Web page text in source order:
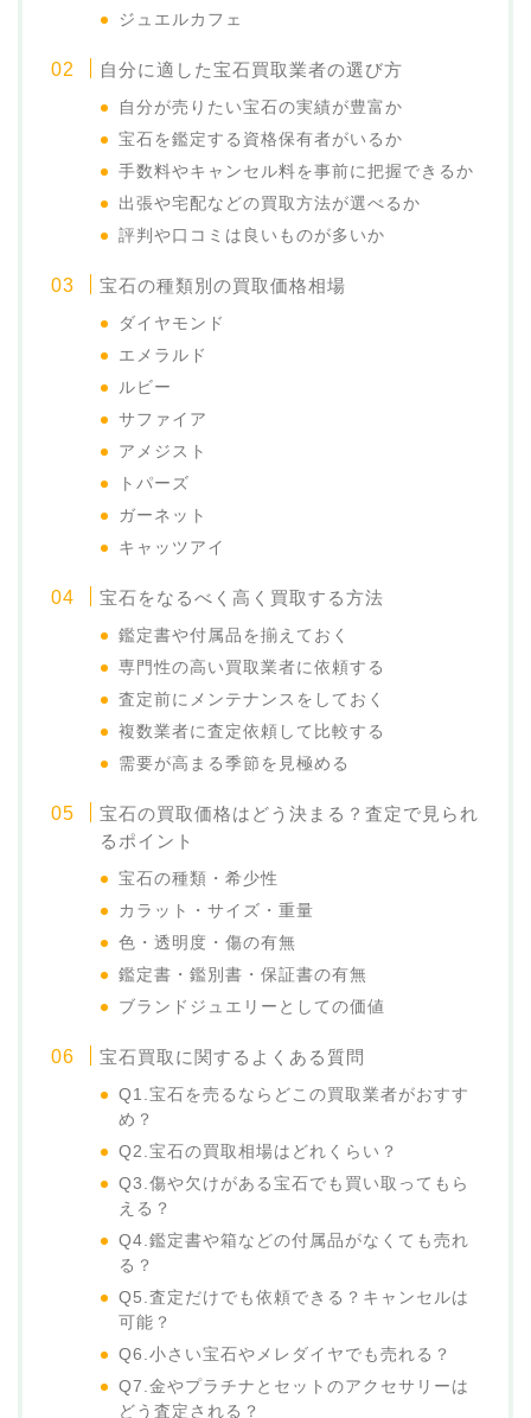
ジュエルカフェ
自分に適した宝石買取業者の選び方
自分が売りたい宝石の実績が豊富か
宝石を鑑定する資格保有者がいるか
手数料やキャンセル料を事前に把握できるか
出張や宅配などの買取方法が選べるか
評判や口コミは良いものが多いか
宝石の種類別の買取価格相場
ダイヤモンド
エメラルド
ルビー
サファイア
アメジスト
トパーズ
ガーネット
キャッツアイ
宝石をなるべく高く買取する方法
鑑定書や付属品を揃えておく
専門性の高い買取業者に依頼する
査定前にメンテナンスをしておく
複数業者に査定依頼して比較する
需要が高まる季節を見極める
宝石の買取価格はどう決まる？査定で見られ
るポイント
宝石の種類・希少性
カラット・サイズ・重量
色・透明度・傷の有無
鑑定書・鑑別書・保証書の有無
ブランドジュエリーとしての価値
宝石買取に関するよくある質問
Q1.宝石を売るならどこの買取業者がおすす
め？
Q2.宝石の買取相場はどれくらい？
Q3.傷や欠けがある宝石でも買い取ってもら
える？
Q4.鑑定書や箱などの付属品がなくても売れ
る？
Q5.査定だけでも依頼できる？キャンセルは
可能？
Q6.小さい宝石やメレダイヤでも売れる？
Q7.金やプラチナとセットのアクセサリーは
どう査定される？